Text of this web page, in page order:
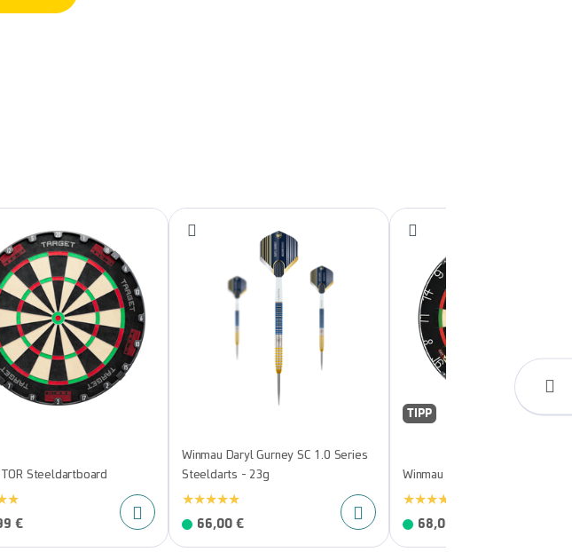
Steeldartboard
€
Winmau Daryl Gurney SC 1.0 Series
Steeldarts - 23g
66,00 €
TIPP
Winmau Blade 6 Steeldartboard
68,00 €